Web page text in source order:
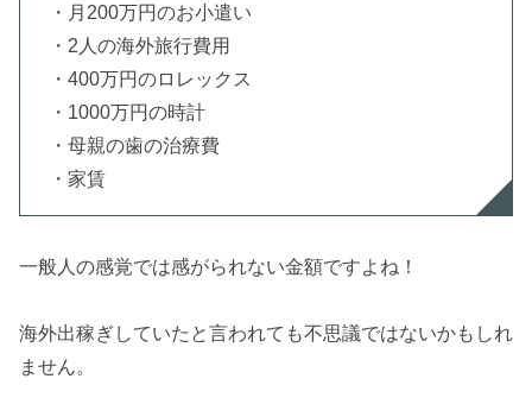
・月200万円のお小遣い
・2人の海外旅行費用
・400万円のロレックス
・1000万円の時計
・母親の歯の治療費
・家賃
一般人の感覚では感がられない金額ですよね！
海外出稼ぎしていたと言われても不思議ではないかもしれ
ません。